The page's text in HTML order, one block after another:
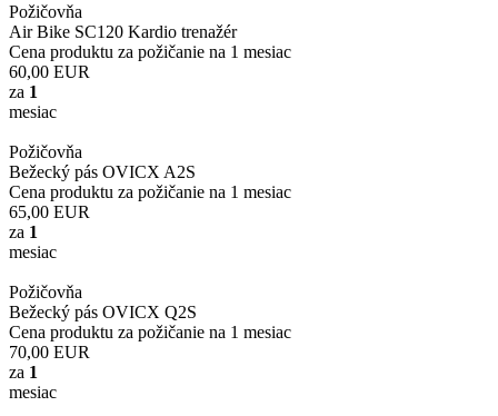
Požičovňa
Air Bike SC120 Kardio trenažér
Cena produktu za požičanie na 1 mesiac
60,00 EUR
za 1
mesiac
Požičovňa
Bežecký pás OVICX A2S
Cena produktu za požičanie na 1 mesiac
65,00 EUR
za 1
mesiac
Požičovňa
Bežecký pás OVICX Q2S
Cena produktu za požičanie na 1 mesiac
70,00 EUR
za 1
mesiac